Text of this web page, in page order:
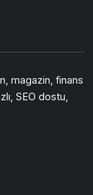
magazin, finans
SEO dostu,